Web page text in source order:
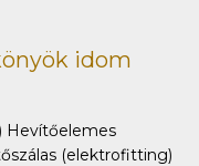
idom
Hevítőelemes
(elektrofitting)